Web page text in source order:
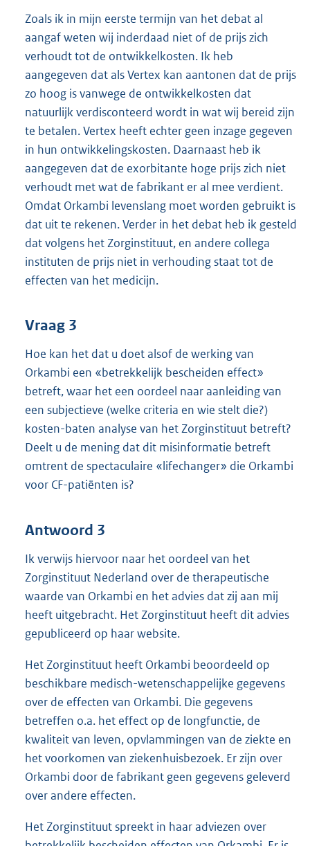
Zoals ik in mijn eerste termijn van het debat al
aangaf weten wij inderdaad niet of de prijs zich
verhoudt tot de ontwikkelkosten. Ik heb
aangegeven dat als Vertex kan aantonen dat de prijs
zo hoog is vanwege de ontwikkelkosten dat
natuurlijk verdisconteerd wordt in wat wij bereid zijn
te betalen. Vertex heeft echter geen inzage gegeven
in hun ontwikkelingskosten. Daarnaast heb ik
aangegeven dat de exorbitante hoge prijs zich niet
verhoudt met wat de fabrikant er al mee verdient.
Omdat Orkambi levenslang moet worden gebruikt is
dat uit te rekenen. Verder in het debat heb ik gesteld
dat volgens het Zorginstituut, en andere collega
instituten de prijs niet in verhouding staat tot de
effecten van het medicijn.
Vraag 3
Hoe kan het dat u doet alsof de werking van
Orkambi een «betrekkelijk bescheiden effect»
betreft, waar het een oordeel naar aanleiding van
een subjectieve (welke criteria en wie stelt die?)
kosten-baten analyse van het Zorginstituut betreft?
Deelt u de mening dat dit misinformatie betreft
omtrent de spectaculaire «lifechanger» die Orkambi
voor CF-patiënten is?
Antwoord 3
Ik verwijs hiervoor naar het oordeel van het
Zorginstituut Nederland over de therapeutische
waarde van Orkambi en het advies dat zij aan mij
heeft uitgebracht. Het Zorginstituut heeft dit advies
gepubliceerd op haar website.
Het Zorginstituut heeft Orkambi beoordeeld op
beschikbare medisch-wetenschappelijke gegevens
over de effecten van Orkambi. Die gegevens
betreffen o.a. het effect op de longfunctie, de
kwaliteit van leven, opvlammingen van de ziekte en
het voorkomen van ziekenhuisbezoek. Er zijn over
Orkambi door de fabrikant geen gegevens geleverd
over andere effecten.
Het Zorginstituut spreekt in haar adviezen over